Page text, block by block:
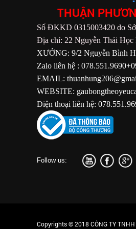
THUẬN
Số ĐKKD 0315003420 do
Địa chỉ: 22 Nguyễn Thái Học
XƯỞNG: 9/2 Nguyễn Bình
Zalo liên hệ :
EMAIL:
WEBSITE:
Điện thoại liên hệ:
Follow us:
Copyrights © 2018 CÔNG TY